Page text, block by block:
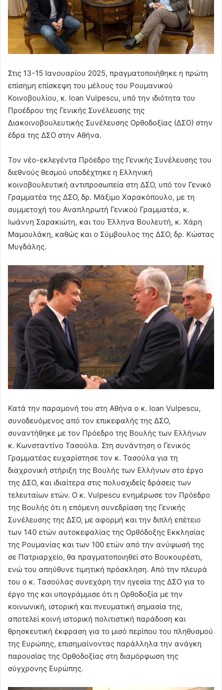
Στις 13-15 Ιανουαρίου 2025, πραγματοποιήθηκε η πρώτη
επίσημη επίσκεψη του μέλους του Ρουμανικού
Κοινοβουλίου, κ. Ioan Vulpescu, υπό την ιδιότητα του
Προέδρου της Γενικής Συνέλευσης της
Διακοινοβουλευτικής Συνέλευσης Ορθοδοξίας (ΔΣΟ) στην
έδρα της ΔΣΟ στην Αθήνα.
Τον νέο-εκλεγέντα Πρόεδρο της Γενικής Συνέλευσης του
διεθνούς θεσμού υποδέχτηκε η Ελληνική
κοινοβουλευτική αντιπροσωπεία στη ΔΣΟ, υπό τον Γενικό
Γραμματέα της ΔΣΟ, δρ. Μάξιμο Χαρακόπουλο, με τη
συμμετοχή του Αναπληρωτή Γενικού Γραμματέα, κ.
Ιωάννη Σαρακιώτη, και του Έλληνα Βουλευτή, κ. Χάρη
Μαμουλάκη, καθώς και ο Σύμβουλος της ΔΣΟ, δρ. Κώστας
Μυγδάλης.
Κατά την παραμονή του στη Αθήνα ο κ. Ioan Vulpescu,
συνοδευόμενος από τον επικεφαλής της ΔΣΟ,
συναντήθηκε με τον Πρόεδρο της Βουλής των Ελλήνων
κ. Κωνσταντίνο Τασούλα. Στη συνάντηση ο Γενικός
Γραμματέας ευχαρίστησε τον κ. Τασούλα για τη
διαχρονική στήριξη της Βουλής των Ελλήνων στο έργο
της ΔΣΟ, και ιδιαίτερα στις πολυσχιδείς δράσεις των
τελευταίων ετών. Ο κ. Vulpescu ενημέρωσε τον Πρόεδρο
της Βουλής ότι η επόμενη συνεδρίαση της Γενικής
Συνέλευσης της ΔΣΟ, με αφορμή και την διπλή επέτειο
των 140 ετών αυτοκεφαλίας της Ορθόδοξης Εκκλησίας
της Ρουμανίας και των 100 ετών από την ανύψωσή της
σε Πατριαρχείο, θα πραγματοποιηθεί στο Βουκουρέστι,
ενώ του απηύθυνε τιμητική πρόσκληση. Από την πλευρά
του ο κ. Τασούλας συνεχάρη την ηγεσία της ΔΣΟ για το
έργο της και υπογράμμισε ότι η Ορθοδοξία με την
κοινωνική, ιστορική και πνευματική σημασία της,
αποτελεί κοινή ιστορική πολιτιστική παράδοση και
θρησκευτική έκφραση για το μισό περίπου του πληθυσμού
της Ευρώπης, επισημαίνοντας παράλληλα την ανάγκη
παρουσίας της Ορθοδοξίας στη διαμόρφωση της
σύγχρονης Ευρώπης.